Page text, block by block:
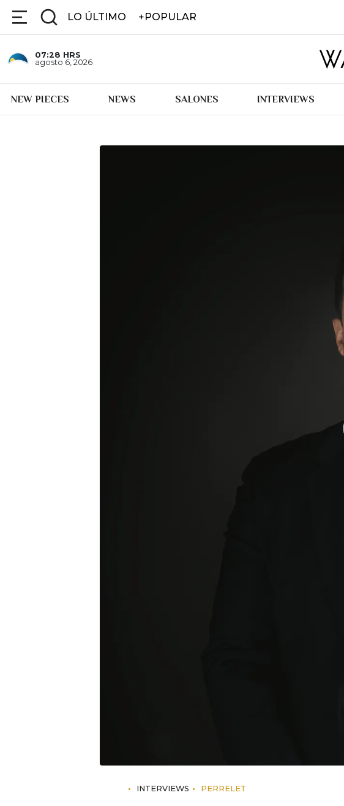
LO ÚLTIMO +POPULAR
07:28 HRS
agosto 6, 2026
NEW PIECES NEWS SALONES INTERVIEWS
INTERVIEWS PERRELET